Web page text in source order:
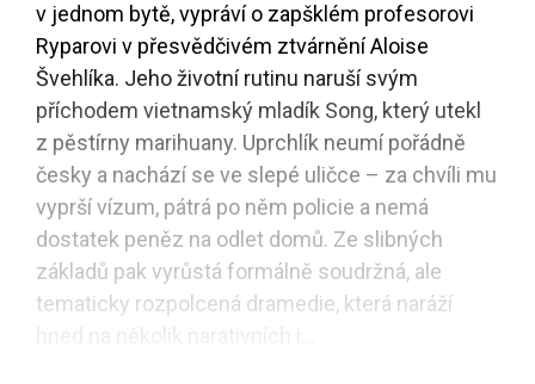
v jednom bytě, vypráví o zapšklém profesorovi
Ryparovi v přesvědčivém ztvárnění Aloise
Švehlíka. Jeho životní rutinu naruší svým
příchodem vietnamský mladík Song, který utekl
z pěstírny marihuany. Uprchlík neumí pořádně
česky a nachází se ve slepé uličce – za chvíli mu
vyprší vízum, pátrá po něm policie a nemá
dostatek peněz na odlet domů. Ze slibných
základů pak vyrůstá formálně soudržná, ale
tematicky rozpolcená dramedie, která naráží